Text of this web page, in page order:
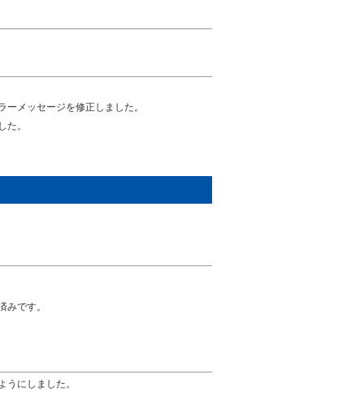
メッセージを修正しました。
。
です。
にしました。